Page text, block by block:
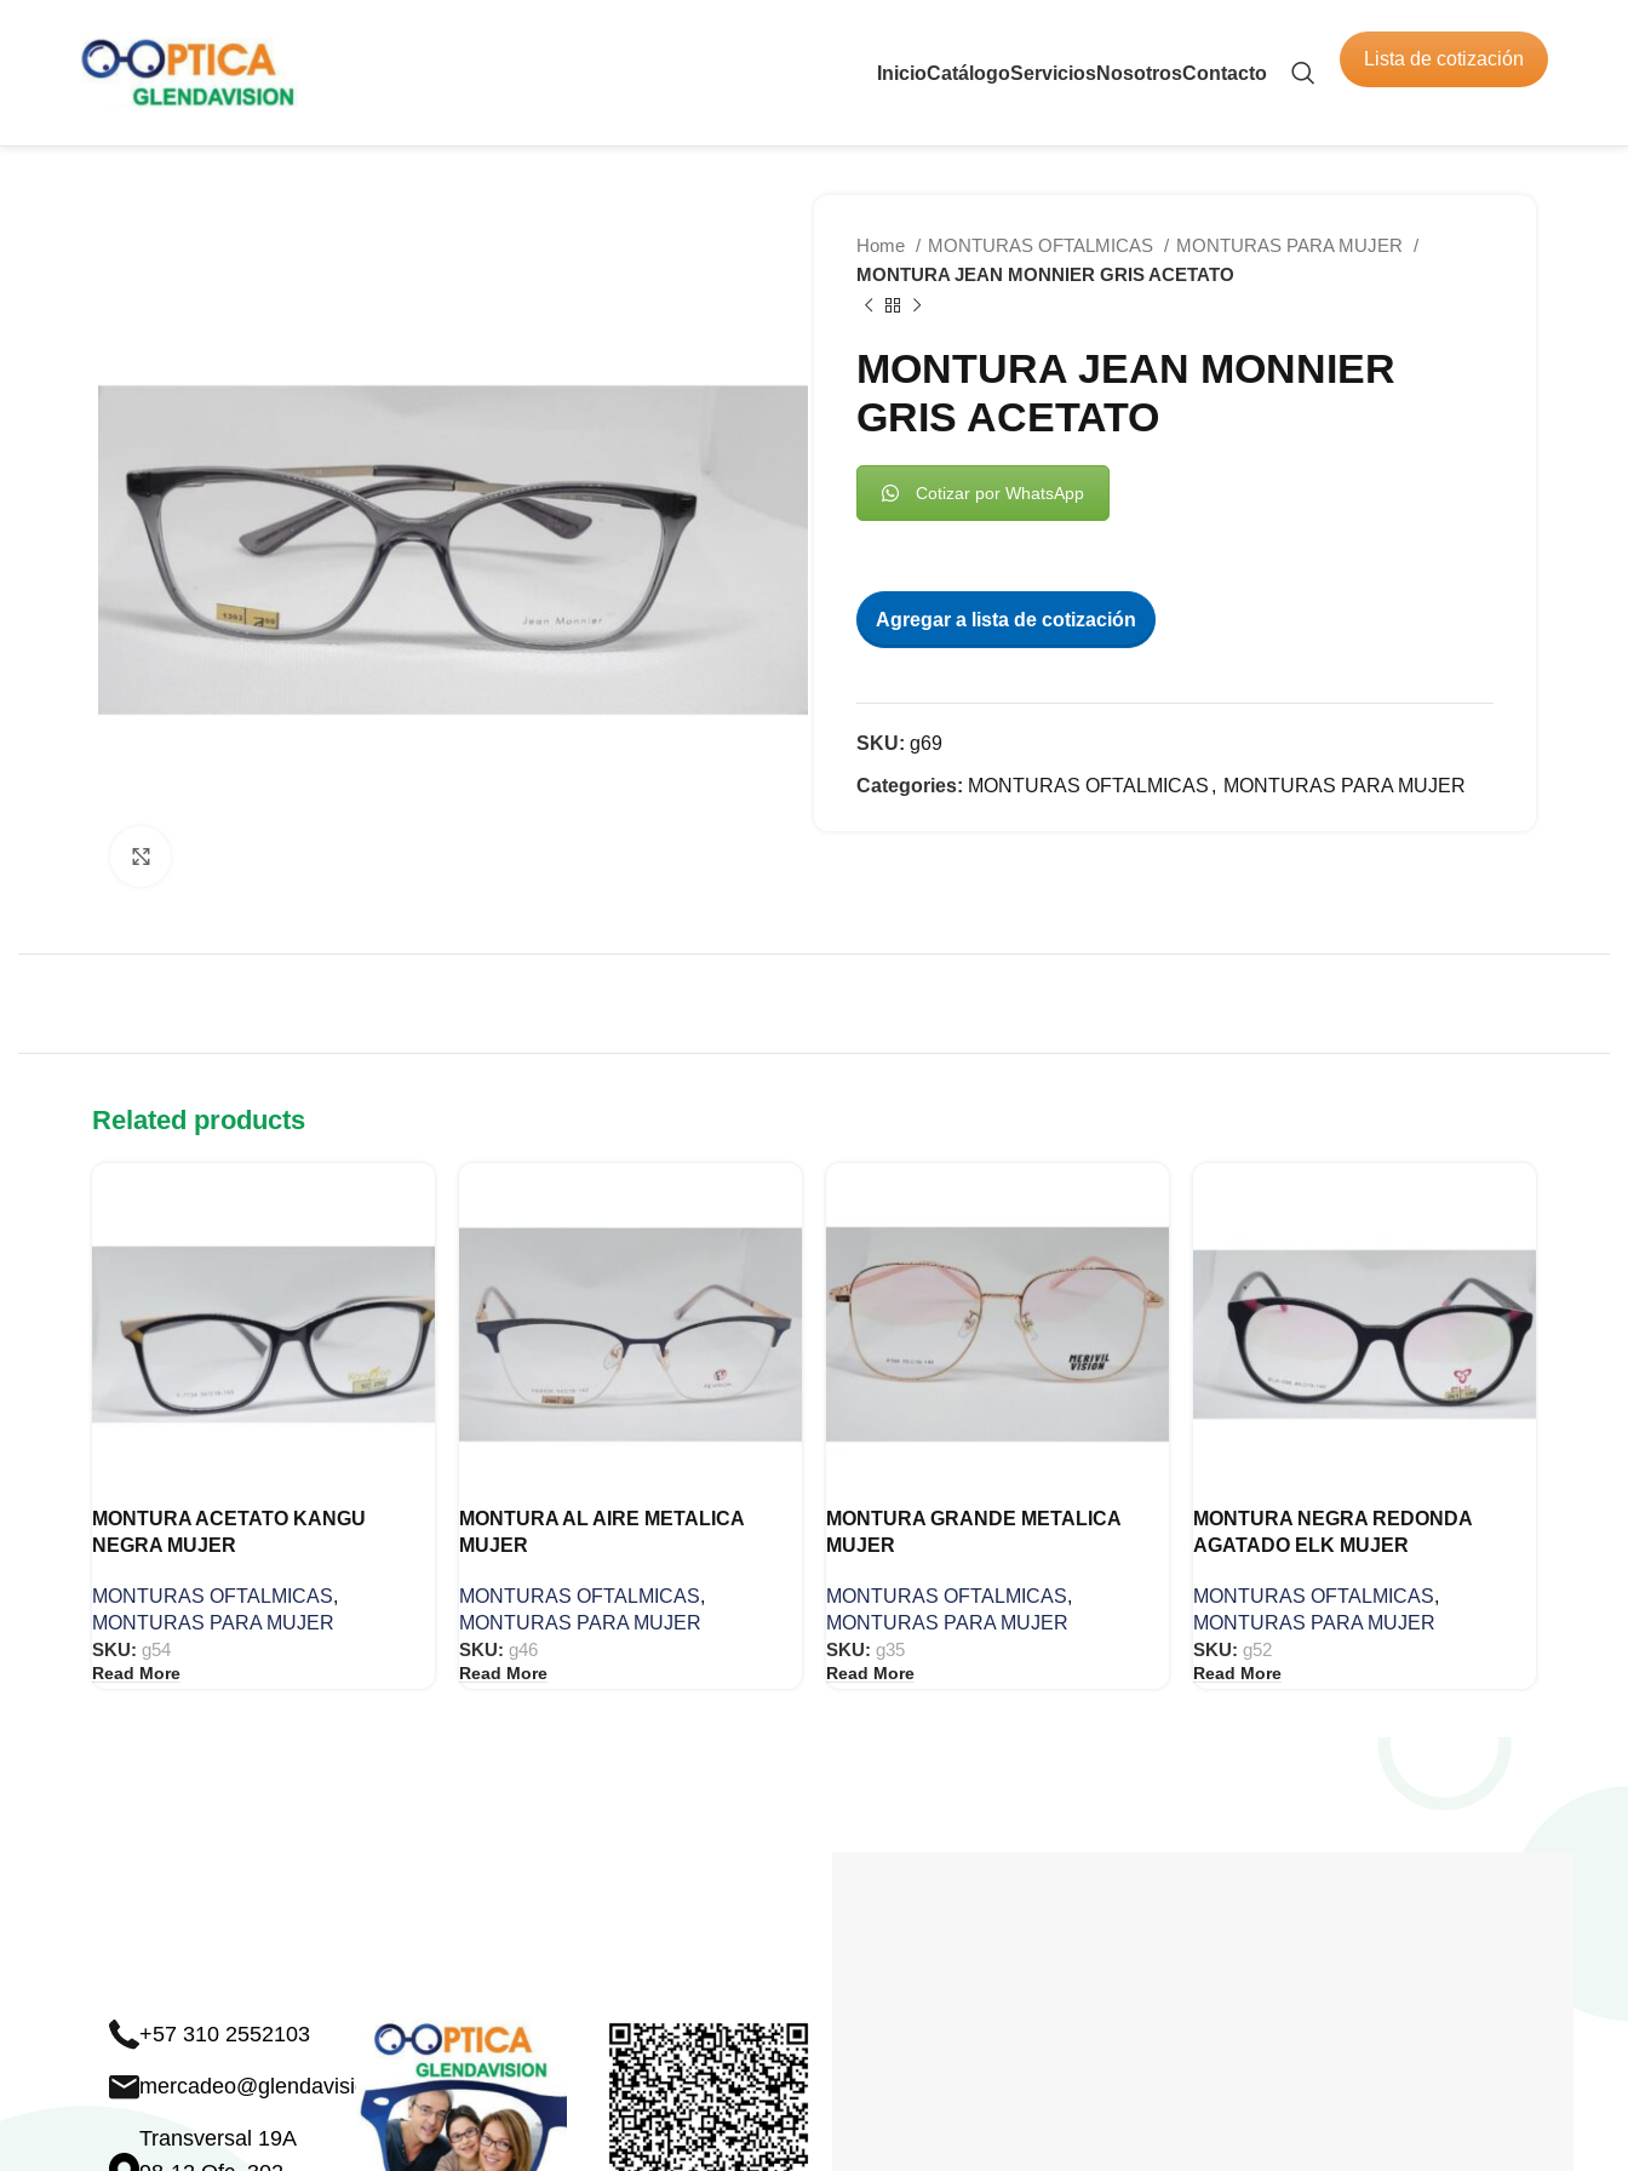
InicioCatálogoServiciosNosotrosContacto
Lista de cotización
Home MONTURAS OFTALMICAS
MONTURAS PARA MUJER
MONTURA JEAN MONNIER GRIS ACETATO
MONTURA JEAN MONNIER
GRIS ACETATO
Cotizar por WhatsApp
Agregar a lista de cotización
SKU: g69
Categories: MONTURAS OFTALMICAS , MONTURAS PARA MUJER
Related products
MONTURA ACETATO KANGU
NEGRA MUJER
MONTURAS OFTALMICAS,
MONTURAS PARA MUJER
SKU: g54
Read More
MONTURA AL AIRE METALICA
MUJER
MONTURAS OFTALMICAS,
MONTURAS PARA MUJER
SKU: g46
Read More
MONTURA GRANDE METALICA
MUJER
MONTURAS OFTALMICAS,
MONTURAS PARA MUJER
SKU: g35
Read More
MONTURA NEGRA REDONDA
AGATADO ELK MUJER
MONTURAS OFTALMICAS,
MONTURAS PARA MUJER
SKU: g52
Read More
+57 310 2552103
mercadeo@glendavision.com
Transversal 19A